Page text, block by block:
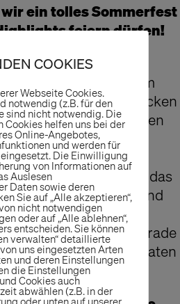
ein tolles Sommerfest
feiern dürfen!
dieses Jahr im
Gemeinsam
Brot gebacken
Sommerwetter haben
Abend mit dem
und reichlich
für jeden Geschmack das
Gespräche und
gehören zu einem
dazu. Das hat gerade
vergangenen Monaten
COOKIES
Webseite Cookies.
notwendig (z.B. für den
sind nicht notwendig. Die
helfen uns bei der
Online-Angebotes,
und werden für
Die Einwilligung
von Informationen auf
Auslesen
Daten sowie deren
Sie auf „Alle akzeptieren“,
nicht notwendigen
oder auf „Alle ablehnen“,
entscheiden. Sie können
verwalten“ detaillierte
uns eingesetzten Arten
und deren Einstellungen
die Einstellungen
Cookies auch
abwählen (z.B. in der
oder unten auf unserer